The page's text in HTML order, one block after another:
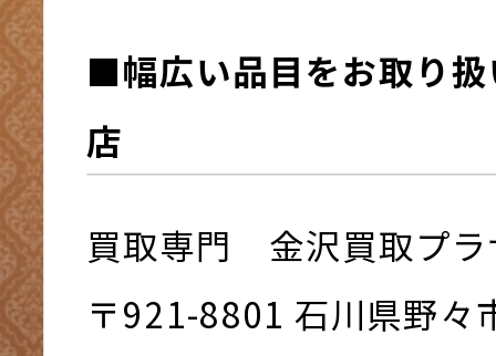
■幅広い品目をお取り
店
買取専門 金沢買取プラ
〒921-8801 ⽯川県野々